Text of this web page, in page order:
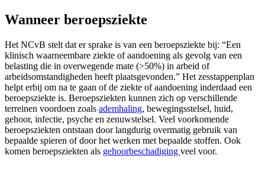
Wanneer beroepsziekte
Het NCvB stelt dat er sprake is van een beroepsziekte bij: “Een
klinisch waarneembare ziekte of aandoening als gevolg van een
belasting die in overwegende mate (>50%) in arbeid of
arbeidsomstandigheden heeft plaatsgevonden.” Het zesstappenplan
helpt erbij om na te gaan of de ziekte of aandoening inderdaad een
beroepsziekte is. Beroepsziekten kunnen zich op verschillende
terreinen voordoen zoals ademhaling, bewegingsstelsel, huid,
gehoor, infectie, psyche en zenuwstelsel. Veel voorkomende
beroepsziekten ontstaan door langdurig overmatig gebruik van
bepaalde spieren of door het werken met bepaalde stoffen. Ook
komen beroepsziekten als gehoorbeschadiging veel voor.